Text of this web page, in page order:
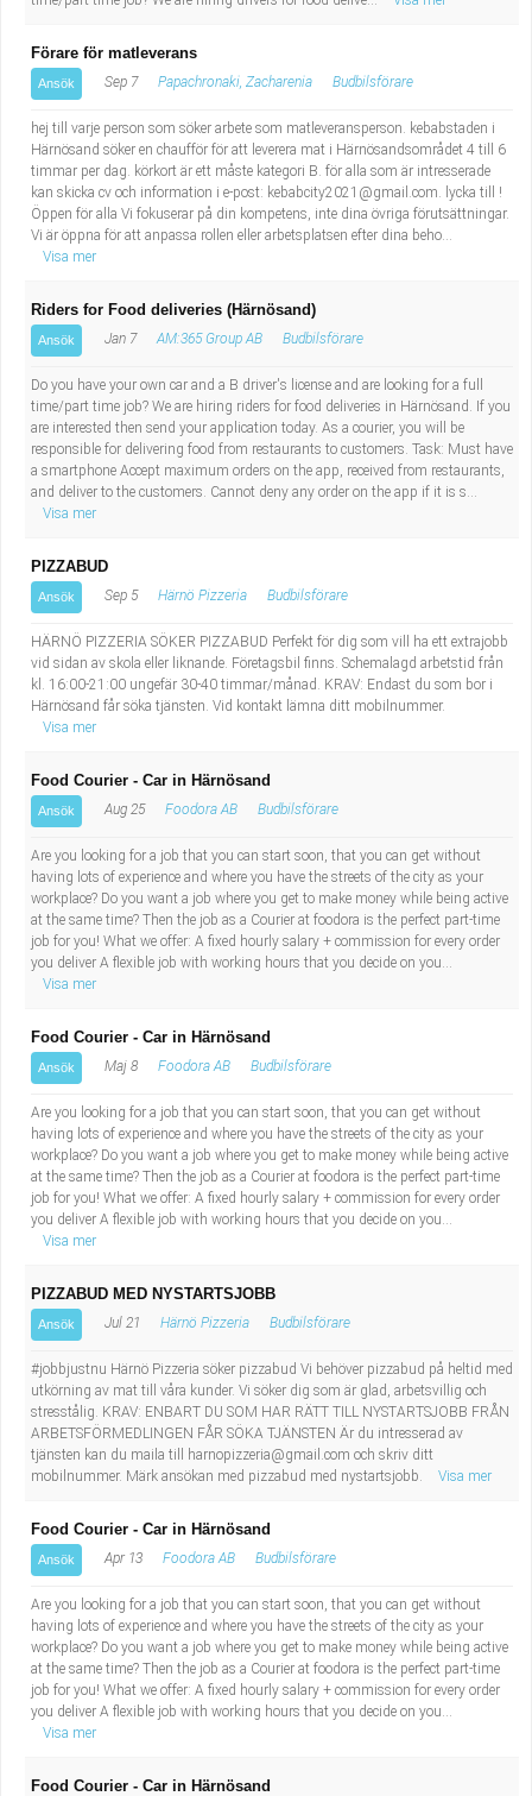
Förare för matleverans
Ansök Sep 7 Papachronaki, Zacharenia Budbilsförare
hej till varje person som söker arbete som matleveransperson. kebabstaden i
Härnösand söker en chaufför för att leverera mat i Härnösandsområdet 4 till 6
timmar per dag. körkort är ett måste kategori B. för alla som är intresserade
kan skicka cv och information i e-post: kebabcity2021@gmail.com. lycka till !
Öppen för alla Vi fokuserar på din kompetens, inte dina övriga förutsättningar.
Vi är öppna för att anpassa rollen eller arbetsplatsen efter dina beho...
Visa mer
Riders for Food deliveries (Härnösand)
Ansök Jan 7 AM:365 Group AB Budbilsförare
Do you have your own car and a B driver's license and are looking for a full
time/part time job? We are hiring riders for food deliveries in Härnösand. If you
are interested then send your application today. As a courier, you will be
responsible for delivering food from restaurants to customers. Task: Must have
a smartphone Accept maximum orders on the app, received from restaurants,
and deliver to the customers. Cannot deny any order on the app if it is s...
Visa mer
PIZZABUD
Ansök Sep 5 Härnö Pizzeria Budbilsförare
HÄRNÖ PIZZERIA SÖKER PIZZABUD Perfekt för dig som vill ha ett extrajobb
vid sidan av skola eller liknande. Företagsbil finns. Schemalagd arbetstid från
kl. 16:00-21:00 ungefär 30-40 timmar/månad. KRAV: Endast du som bor i
Härnösand får söka tjänsten. Vid kontakt lämna ditt mobilnummer.
Visa mer
Food Courier - Car in Härnösand
Ansök Aug 25 Foodora AB Budbilsförare
Are you looking for a job that you can start soon, that you can get without
having lots of experience and where you have the streets of the city as your
workplace? Do you want a job where you get to make money while being active
at the same time? Then the job as a Courier at foodora is the perfect part-time
job for you! What we offer: A fixed hourly salary + commission for every order
you deliver A flexible job with working hours that you decide on you...
Visa mer
Food Courier - Car in Härnösand
Ansök Maj 8 Foodora AB Budbilsförare
Are you looking for a job that you can start soon, that you can get without
having lots of experience and where you have the streets of the city as your
workplace? Do you want a job where you get to make money while being active
at the same time? Then the job as a Courier at foodora is the perfect part-time
job for you! What we offer: A fixed hourly salary + commission for every order
you deliver A flexible job with working hours that you decide on you...
Visa mer
PIZZABUD MED NYSTARTSJOBB
Ansök Jul 21 Härnö Pizzeria Budbilsförare
#jobbjustnu Härnö Pizzeria söker pizzabud Vi behöver pizzabud på heltid med
utkörning av mat till våra kunder. Vi söker dig som är glad, arbetsvillig och
stresstålig. KRAV: ENBART DU SOM HAR RÄTT TILL NYSTARTSJOBB FRÅN
ARBETSFÖRMEDLINGEN FÅR SÖKA TJÄNSTEN Är du intresserad av
tjänsten kan du maila till
harnopizzeria@gmail.com och skriv ditt
mobilnummer. Märk ansökan med pizzabud med nystartsjobb.
Visa mer
Food Courier - Car in Härnösand
Ansök Apr 13 Foodora AB Budbilsförare
Are you looking for a job that you can start soon, that you can get without
having lots of experience and where you have the streets of the city as your
workplace? Do you want a job where you get to make money while being active
at the same time? Then the job as a Courier at foodora is the perfect part-time
job for you! What we offer: A fixed hourly salary + commission for every order
you deliver A flexible job with working hours that you decide on you...
Visa mer
Food Courier - Car in Härnösand